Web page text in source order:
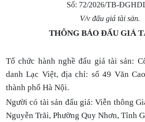
Số: 72/2026/TB-
V/v đấu giá tài sản.
THÔNG BÁO ĐẤU GIÁ
Tổ chức hành nghề đấu giá tài sản:
danh Lạc Việt, địa chỉ: số 49 Văn
thành phố Hà Nội.
Người có tài sản đấu giá:Viễn thông
Nguyễn Trãi, Phường Quy Nhơn, Tỉnh